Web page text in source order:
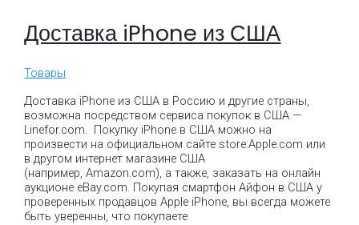
Доставка iPhone из США
Товары
Доставка iPhone из США в Россию и другие страны,
возможна посредством сервиса покупок в США —
Linefor.com. Покупку iPhone в США можно на
произвести на официальном сайте store.Apple.com или
в другом интернет магазине США
(например, Amazon.com), а также, заказать на онлайн
аукционе eBay.com. Покупая смартфон Айфон в США у
проверенных продавцов Apple iPhone, вы всегда можете
быть уверенны, что покупаете